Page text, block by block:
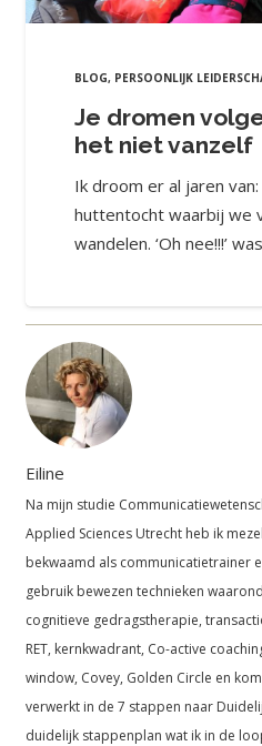
BLOG, PERSOONLIJK
Je dromen
het niet vanzelf
Ik droom er al jaren
huttentocht waarbij we
wandelen. ‘Oh nee!!!’
Eiline
Na mijn studie
Applied Sciences Utrecht heb ik
bekwaamd als communicatietrainer
gebruik bewezen technieken
cognitieve gedragstherapie,
RET, kernkwadrant, Co-active
window, Covey, Golden Circle en
verwerkt in de 7 stappen naar
duidelijk stappenplan wat ik in de